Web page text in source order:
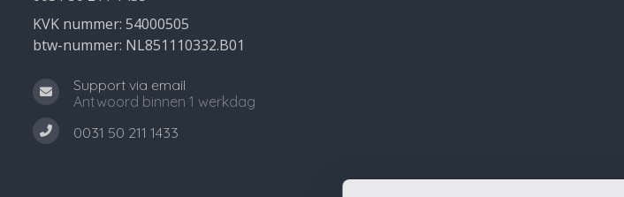
KVK nummer: 54000505
btw-nummer: NL851110332.B01
Support via email
Antwoord binnen 1 werkdag
0031 50 211 1433